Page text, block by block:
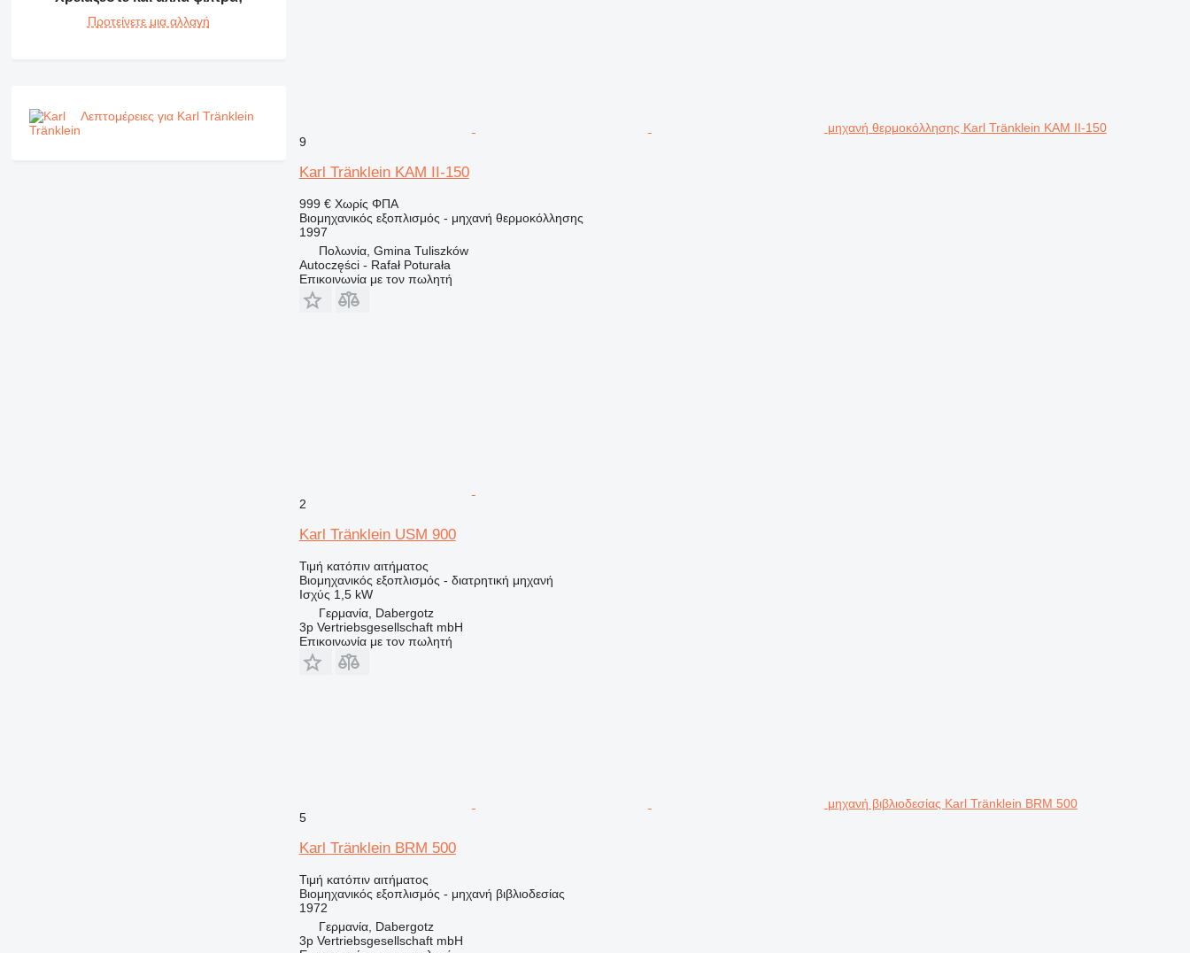
Προτείνετε μια αλλαγή
Λεπτομέρειες για Karl Tränklein
μηχανή θερμοκόλλησης Karl Tränklein KAM II-150
9
Karl Tränklein KAM II-150
999 € Χωρίς ΦΠΑ
Βιομηχανικός εξοπλισμός - μηχανή θερμοκόλλησης
1997
Πολωνία, Gmina Tuliszków
Autoczęści - Rafał Poturała
Επικοινωνία με τον πωλητή
2
Karl Tränklein USM 900
Τιμή κατόπιν αιτήματος
Βιομηχανικός εξοπλισμός - διατρητική μηχανή
Ισχύς 1,5 kW
Γερμανία, Dabergotz
3p Vertriebsgesellschaft mbH
Επικοινωνία με τον πωλητή
μηχανή βιβλιοδεσίας Karl Tränklein BRM 500
5
Karl Tränklein BRM 500
Τιμή κατόπιν αιτήματος
Βιομηχανικός εξοπλισμός - μηχανή βιβλιοδεσίας
1972
Γερμανία, Dabergotz
3p Vertriebsgesellschaft mbH